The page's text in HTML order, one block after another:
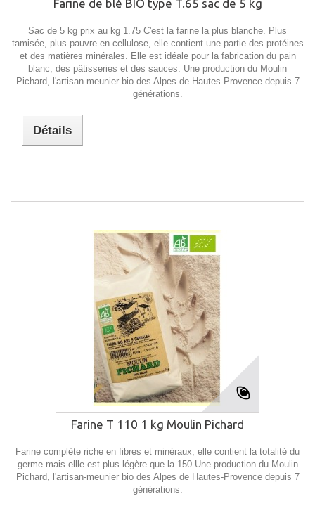
Farine de blé BIO type T.65 sac de 5 kg
Sac de 5 kg prix au kg 1.75 C'est la farine la plus blanche. Plus
tamisée, plus pauvre en cellulose, elle contient une partie des protéines
et des matières minérales. Elle est idéale pour la fabrication du pain
blanc, des pâtisseries et des sauces. Une production du Moulin
Pichard, l'artisan-meunier bio des Alpes de Hautes-Provence depuis 7
générations.
Détails
Farine T 110 1 kg Moulin Pichard
Farine complète riche en fibres et minéraux, elle contient la totalité du
germe mais ellle est plus légère que la 150 Une production du Moulin
Pichard, l'artisan-meunier bio des Alpes de Hautes-Provence depuis 7
générations.